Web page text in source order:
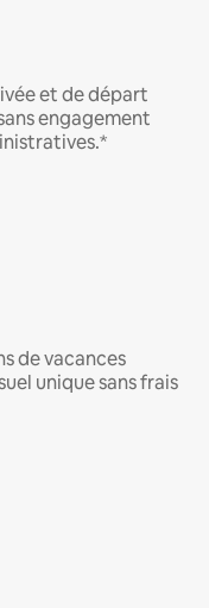
et de départ
engagement
de vacances
unique sans frais